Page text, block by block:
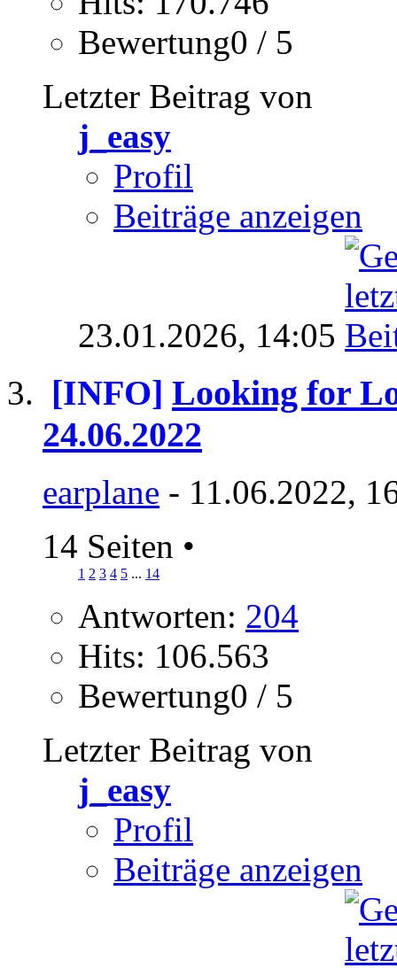
Bewertung0 / 5
Letzter Beitrag von
j_easy
Profil
Beiträge anzeigen
23.01.2026, 14:05
[INFO] Looking for
24.06.2022
earplane - 11.06.2022,
14 Seiten •
1 2 3 4 5 ... 14
Antworten: 204
Hits: 106.563
Bewertung0 / 5
Letzter Beitrag von
j_easy
Profil
Beiträge anzeigen